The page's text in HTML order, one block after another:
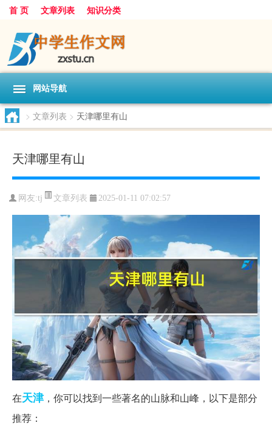
首 页 文章列表 知识分类
网站导航
> 文章列表 > 天津哪里有山
天津哪里有山
网友:tj 文章列表 2025-01-11 07:02:57
在天津，你可以找到一些著名的山脉和山峰，以下是部分
推荐：